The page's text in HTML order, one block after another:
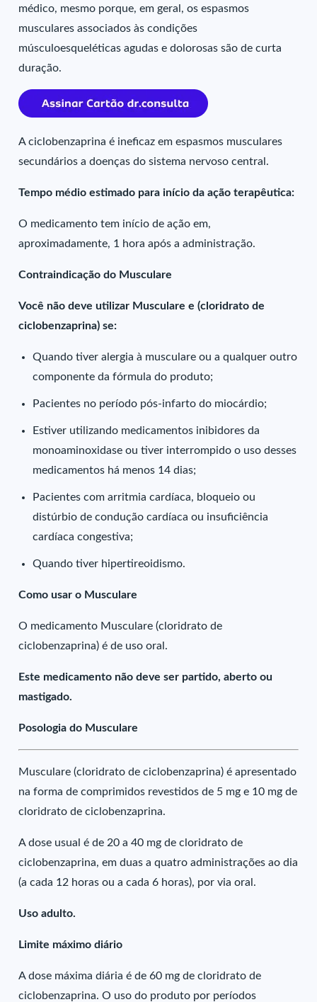
médico, mesmo porque, em geral, os espasmos
musculares associados às condições
músculoesqueléticas agudas e dolorosas são de curta
duração.
A ciclobenzaprina é ineficaz em espasmos musculares
secundários a doenças do sistema nervoso central.
Tempo médio estimado para início da ação terapêutica:
O medicamento tem início de ação em,
aproximadamente, 1 hora após a administração.
Contraindicação do Musculare
Você não deve utilizar Musculare e (cloridrato de
ciclobenzaprina) se:
Quando tiver alergia à musculare ou a qualquer outro
componente da fórmula do produto;
Pacientes no período pós-infarto do miocárdio;
Estiver utilizando medicamentos inibidores da
monoaminoxidase ou tiver interrompido o uso desses
medicamentos há menos 14 dias;
Pacientes com arritmia cardíaca, bloqueio ou
distúrbio de condução cardíaca ou insuficiência
cardíaca congestiva;
Quando tiver hipertireoidismo.
Como usar o Musculare
O medicamento Musculare (cloridrato de
ciclobenzaprina) é de uso oral.
Este medicamento não deve ser partido, aberto ou
mastigado.
Posologia do Musculare
Musculare (cloridrato de ciclobenzaprina) é apresentado
na forma de comprimidos revestidos de 5 mg e 10 mg de
cloridrato de ciclobenzaprina.
A dose usual é de 20 a 40 mg de cloridrato de
ciclobenzaprina, em duas a quatro administrações ao dia
(a cada 12 horas ou a cada 6 horas), por via oral.
Uso adulto.
Limite máximo diário
A dose máxima diária é de 60 mg de cloridrato de
ciclobenzaprina. O uso do produto por períodos